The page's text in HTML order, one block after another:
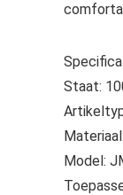
Staat:
Model: